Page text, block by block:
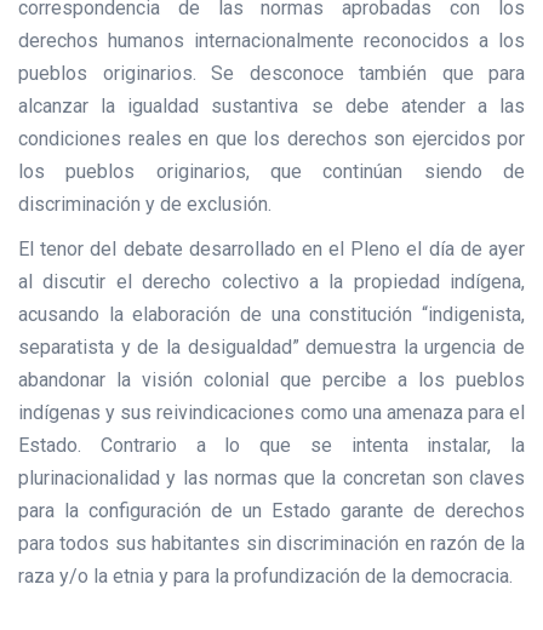
correspondencia de las normas aprobadas con los
derechos humanos internacionalmente reconocidos a los
pueblos originarios. Se desconoce también que para
alcanzar la igualdad sustantiva se debe atender a las
condiciones reales en que los derechos son ejercidos por
los pueblos originarios, que continúan siendo de
discriminación y de exclusión.
El tenor del debate desarrollado en el Pleno el día de ayer
al discutir el derecho colectivo a la propiedad indígena,
acusando la elaboración de una constitución “indigenista,
separatista y de la desigualdad” demuestra la urgencia de
abandonar la visión colonial que percibe a los pueblos
indígenas y sus reivindicaciones como una amenaza para el
Estado. Contrario a lo que se intenta instalar, la
plurinacionalidad y las normas que la concretan son claves
para la configuración de un Estado garante de derechos
para todos sus habitantes sin discriminación en razón de la
raza y/o la etnia y para la profundización de la democracia.